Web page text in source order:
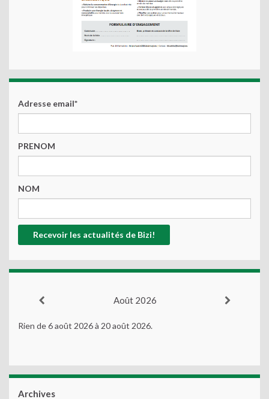
Adresse email*
PRENOM
NOM
Août 2026
Rien de 6 août 2026 à 20 août 2026.
Archives